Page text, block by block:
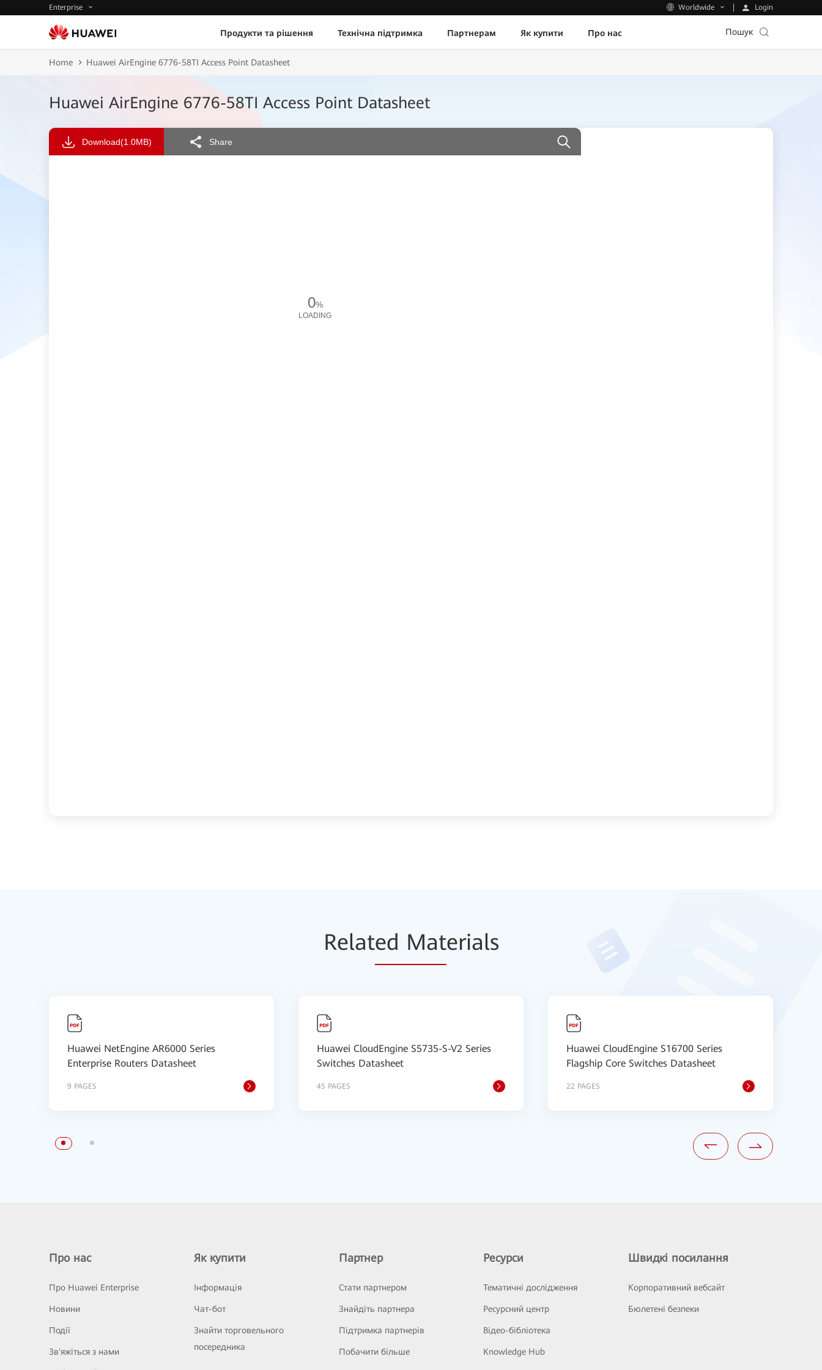
Enterprise Worldwide Login
Продукти та рішення Технічна підтримка Партнерам Як купити Про нас Пошук
Home Huawei AirEngine 6776-58TI Access Point Datasheet
Huawei AirEngine 6776-58TI Access Point Datasheet
Download(1.0MB) Share
0%
LOADING
Related Materials
Huawei NetEngine AR6000 Series
Enterprise Routers Datasheet
9 PAGES
Huawei CloudEngine S5735-S-V2 Series
Switches Datasheet
45 PAGES
Huawei CloudEngine S16700 Series
Flagship Core Switches Datasheet
22 PAGES
Про нас
Про Huawei Enterprise
Новини
Події
Зв'яжіться з нами
Як купити
Інформація
Чат-бот
Знайти торговельного
посередника
Партнер
Стати партнером
Знайдіть партнера
Підтримка партнерів
Побачити більше
Ресурси
Тематичні дослідження
Ресурсний центр
Відео-бібліотека
Knowledge Hub
Швидкі посилання
Корпоративний вебсайт
Бюлетені безпеки